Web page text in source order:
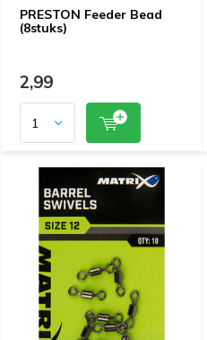
PRESTON Feeder Bead
(8stuks)
2,99